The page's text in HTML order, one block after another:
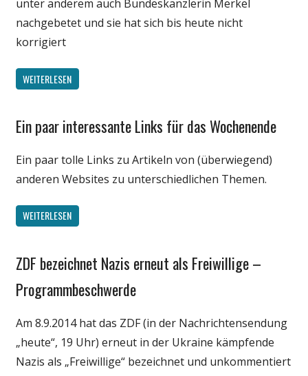
unter anderem auch Bundeskanzlerin Merkel
nachgebetet und sie hat sich bis heute nicht
korrigiert
WEITERLESEN
Gesellschaft
Politik
Unterhaltung
Webfundstück
Wirtschaft
Ein paar interessante Links für das Wochenende
Ein paar tolle Links zu Artikeln von (überwiegend)
anderen Websites zu unterschiedlichen Themen.
WEITERLESEN
Gesellschaft
Politik
ZDF bezeichnet Nazis erneut als Freiwillige –
Programmbeschwerde
Am 8.9.2014 hat das ZDF (in der Nachrichtensendung
„heute“, 19 Uhr) erneut in der Ukraine kämpfende
Nazis als „Freiwillige“ bezeichnet und unkommentiert